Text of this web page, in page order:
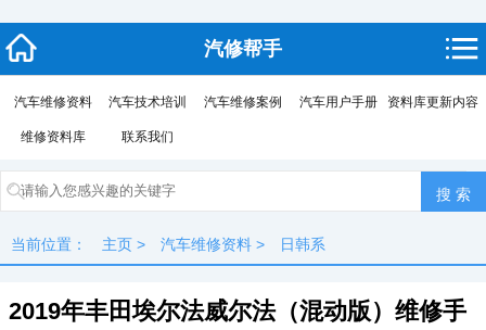
汽修帮手
汽车维修资料 汽车技术培训 汽车维修案例 汽车用户手册 资料库更新内容
维修资料库 联系我们
当前位置： 主页 > 汽车维修资料 > 日韩系
2019年丰田埃尔法威尔法（混动版）维修手